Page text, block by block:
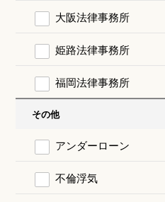
大阪法律事務所
姫路法律事務所
福岡法律事務所
その他
アンダーローン
不倫浮気